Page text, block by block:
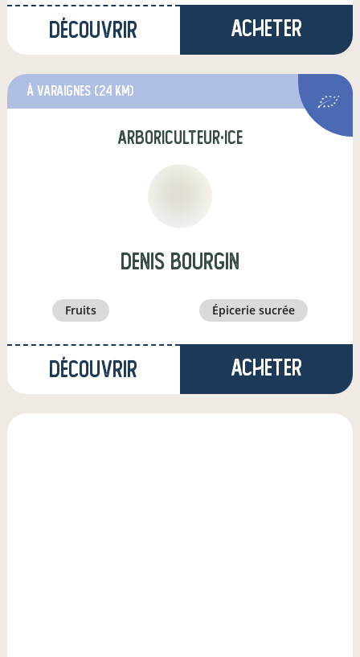
Découvrir Acheter
à Varaignes (24 km)
arboriculteur·ice
denis bourgin
fruits épicerie sucrée
Découvrir Acheter